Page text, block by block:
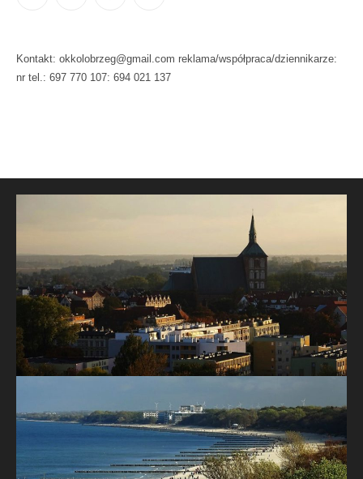
Kontakt: okkolobrzeg@gmail.com reklama/współpraca/dziennikarze:
nr tel.: 697 770 107: 694 021 137